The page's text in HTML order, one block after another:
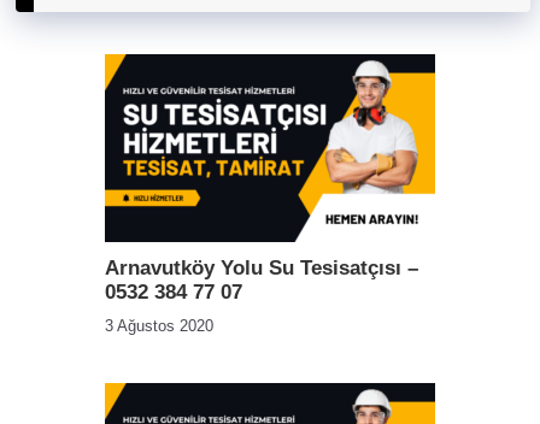
Arnavutköy Yolu Su Tesisatçısı –
0532 384 77 07
3 Ağustos 2020